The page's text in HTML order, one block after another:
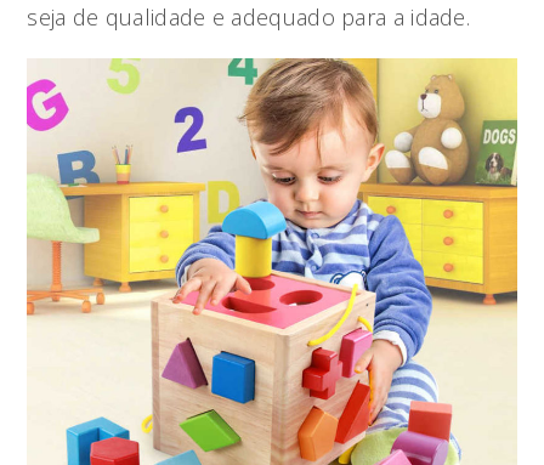
seja de qualidade e adequado para a idade.